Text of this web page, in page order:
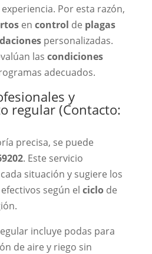
Por esta razón,
en control de plagas
personalizadas.
las condiciones
adecuados.
y
regular (Contacto:
precisa, se puede
. Este servicio
situación y sugiere los
según el ciclode
incluye podas para
de aire y riego sin